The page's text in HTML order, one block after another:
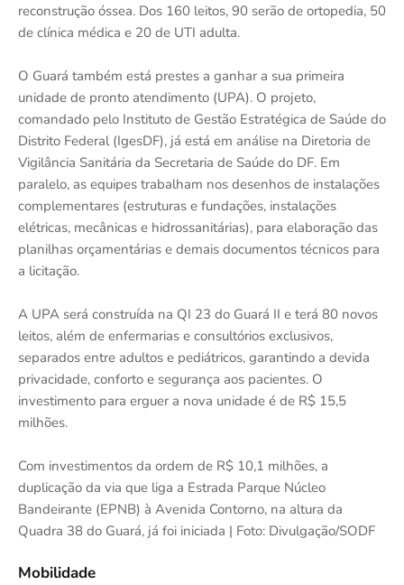
reconstrução óssea. Dos 160 leitos, 90 serão de ortopedia, 50
de clínica médica e 20 de UTI adulta.
O Guará também está prestes a ganhar a sua primeira
unidade de pronto atendimento (UPA). O projeto,
comandado pelo Instituto de Gestão Estratégica de Saúde do
Distrito Federal (IgesDF), já está em análise na Diretoria de
Vigilância Sanitária da Secretaria de Saúde do DF. Em
paralelo, as equipes trabalham nos desenhos de instalações
complementares (estruturas e fundações, instalações
elétricas, mecânicas e hidrossanitárias), para elaboração das
planilhas orçamentárias e demais documentos técnicos para
a licitação.
A UPA será construída na QI 23 do Guará II e terá 80 novos
leitos, além de enfermarias e consultórios exclusivos,
separados entre adultos e pediátricos, garantindo a devida
privacidade, conforto e segurança aos pacientes. O
investimento para erguer a nova unidade é de R$ 15,5
milhões.
Com investimentos da ordem de R$ 10,1 milhões, a
duplicação da via que liga a Estrada Parque Núcleo
Bandeirante (EPNB) à Avenida Contorno, na altura da
Quadra 38 do Guará, já foi iniciada | Foto: Divulgação/SODF
Mobilidade